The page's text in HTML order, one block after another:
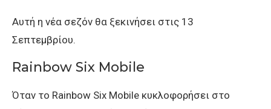
Αυτή η νέα σεζόν θα ξεκινήσει στις 13
Σεπτεμβρίου.
Rainbow Six Mobile
Όταν το Rainbow Six Mobile κυκλοφορήσει στο